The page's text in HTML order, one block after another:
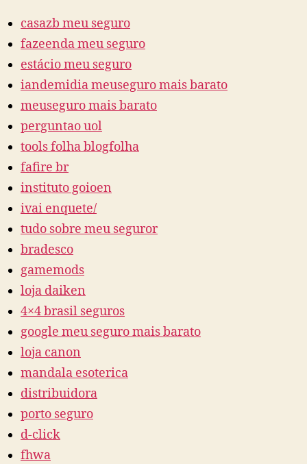
casazb meu seguro
fazeenda meu seguro
estácio meu seguro
iandemidia meuseguro mais barato
meuseguro mais barato
perguntao uol
tools folha blogfolha
fafire br
instituto goioen
ivai enquete/
tudo sobre meu seguror
bradesco
gamemods
loja daiken
4×4 brasil seguros
google meu seguro mais barato
loja canon
mandala esoterica
distribuidora
porto seguro
d-click
fhwa